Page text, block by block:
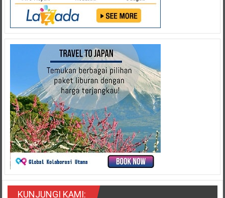
KUNJUNGI KAMI: